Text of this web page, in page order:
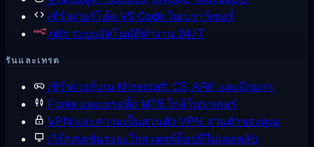
เซิร์ฟเวอร์โค้ดVS Code ในเบราว์เซอร์
n8n ระบบอัตโนมัติทำงาน 24/7
รันและเทรด
เซิร์ฟเวอร์เกม Minecraft, CS, ARK และอีกมาก
Forex และเทรดดิ้ง MT5 ใกล้โบรกเกอร์
VPN และความเป็นส่วนตัว VPN ส่วนตัวของคุณ
เวิร์กสเตชันระยะไกล เดสก์ท็อปที่ไม่เคยหลับ